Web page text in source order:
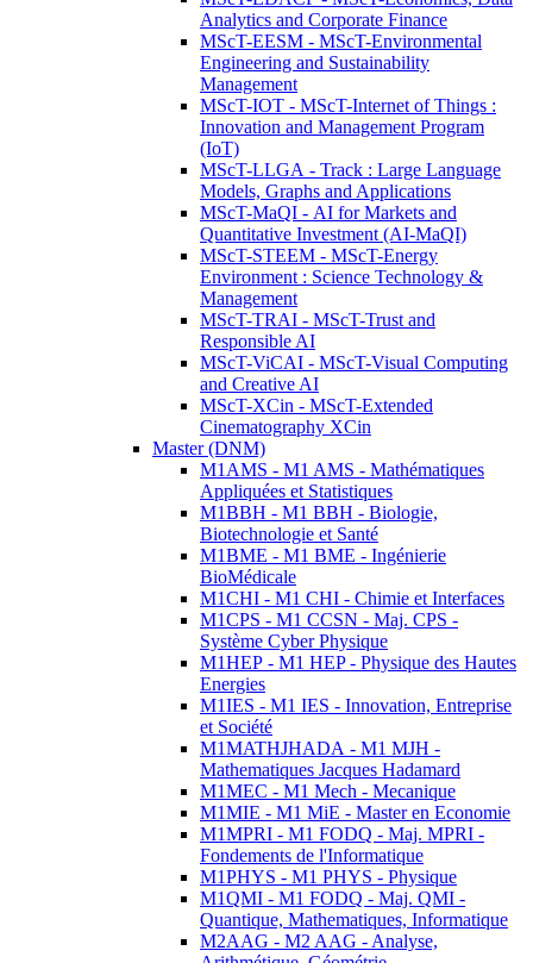
Analytics and Corporate Finance
MScT-EESM - MScT-Environmental
Engineering and Sustainability
Management
MScT-IOT - MScT-Internet of Things :
Innovation and Management Program
(IoT)
MScT-LLGA - Track : Large Language
Models, Graphs and Applications
MScT-MaQI - AI for Markets and
Quantitative Investment (AI-MaQI)
MScT-STEEM - MScT-Energy
Environment : Science Technology &
Management
MScT-TRAI - MScT-Trust and
Responsible AI
MScT-ViCAI - MScT-Visual Computing
and Creative AI
MScT-XCin - MScT-Extended
Cinematography XCin
Master (DNM)
M1AMS - M1 AMS - Mathématiques
Appliquées et Statistiques
M1BBH - M1 BBH - Biologie,
Biotechnologie et Santé
M1BME - M1 BME - Ingénierie
BioMédicale
M1CHI - M1 CHI - Chimie et Interfaces
M1CPS - M1 CCSN - Maj. CPS -
Système Cyber Physique
M1HEP - M1 HEP - Physique des Hautes
Energies
M1IES - M1 IES - Innovation, Entreprise
et Société
M1MATHJHADA - M1 MJH -
Mathematiques Jacques Hadamard
M1MEC - M1 Mech - Mecanique
M1MIE - M1 MiE - Master en Economie
M1MPRI - M1 FODQ - Maj. MPRI -
Fondements de l'Informatique
M1PHYS - M1 PHYS - Physique
M1QMI - M1 FODQ - Maj. QMI -
Quantique, Mathematiques, Informatique
M2AAG - M2 AAG - Analyse,